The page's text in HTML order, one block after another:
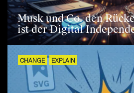
Musk und Co. den
ist der Digital
CHANGE EXPLAIN